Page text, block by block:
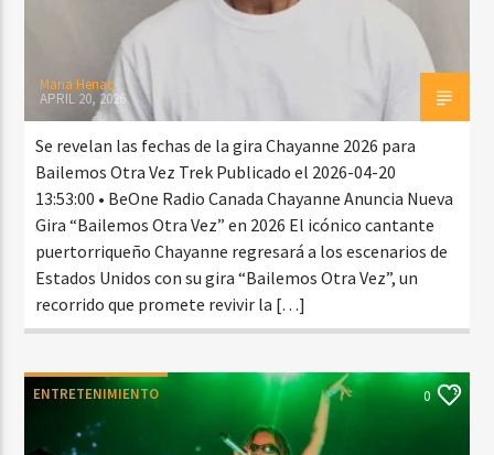
Maria Henao
APRIL 20, 2026
Se revelan las fechas de la gira Chayanne 2026 para
Bailemos Otra Vez Trek Publicado el 2026-04-20
13:53:00 • BeOne Radio Canada Chayanne Anuncia Nueva
Gira “Bailemos Otra Vez” en 2026 El icónico cantante
puertorriqueño Chayanne regresará a los escenarios de
Estados Unidos con su gira “Bailemos Otra Vez”, un
recorrido que promete revivir la […]
ENTRETENIMIENTO 0